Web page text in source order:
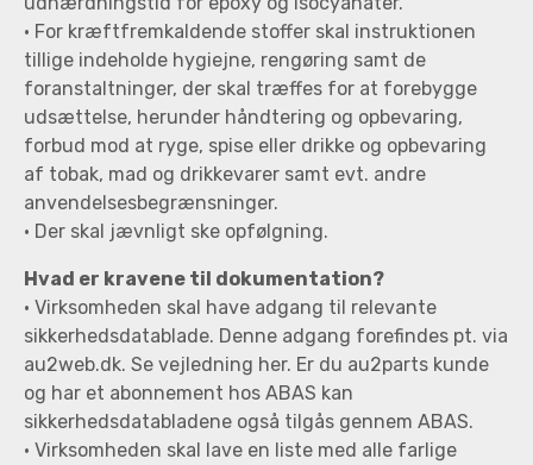
• For kræftfremkaldende stoffer skal instruktionen
tillige indeholde hygiejne, rengøring samt de
foranstaltninger, der skal træffes for at forebygge
udsættelse, herunder håndtering og opbevaring,
forbud mod at ryge, spise eller drikke og opbevaring
af tobak, mad og drikkevarer samt evt. andre
anvendelsesbegrænsninger.
• Der skal jævnligt ske opfølgning.
Hvad er kravene til dokumentation?
• Virksomheden skal have adgang til relevante
sikkerhedsdatablade. Denne adgang forefindes pt. via
au2web.dk. Se vejledning her. Er du au2parts kunde
og har et abonnement hos ABAS kan
sikkerhedsdatabladene også tilgås gennem ABAS.
• Virksomheden skal lave en liste med alle farlige